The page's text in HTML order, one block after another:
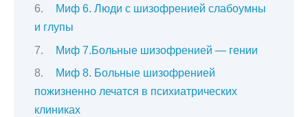
Миф 6. Люди с шизофренией слабоумны
и глупы
Миф 7.Больные шизофренией — гении
Миф 8. Больные шизофренией
пожизненно лечатся в психиатрических
клиниках